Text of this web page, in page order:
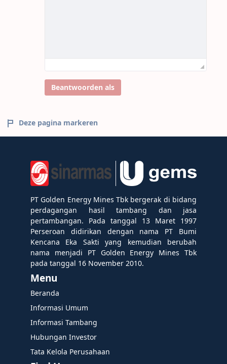
Beantwoorden als
Deze pagina markeren
PT Golden Energy Mines Tbk bergerak di bidang
perdagangan hasil tambang dan jasa
pertambangan. Pada tanggal 13 Maret 1997
Perseroan didirikan dengan nama PT Bumi
Kencana Eka Sakti yang kemudian berubah
nama menjadi PT Golden Energy Mines Tbk
pada tanggal 16 November 2010.
Menu
Beranda
Informasi Umum
Informasi Tambang
Hubungan Investor
Tata Kelola Perusahaan